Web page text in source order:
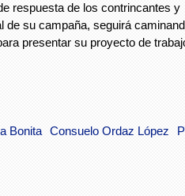
respuesta de los contrincantes y
de su campaña, seguirá
presentar su proyecto de
Bonita Consuelo Ordaz López